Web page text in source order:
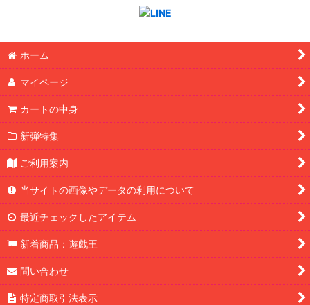
ホーム
マイページ
カートの中身
新弾特集
ご利用案内
当サイトの画像やデータの利用について
最近チェックしたアイテム
新着商品：遊戯王
問い合わせ
特定商取引法表示